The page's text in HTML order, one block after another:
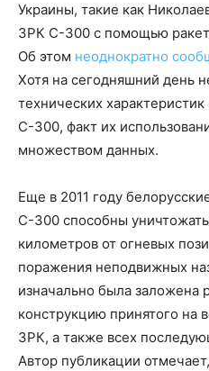
Украины, такие как
ЗРК С-300 с помощью
Об этом неоднократно
Хотя на сегодняшний день
технических
С-300, факт их
множеством данных.
Еще в 2011 году
С-300 способны
километров от огневых
поражения неподвижных
изначально была заложена
конструкцию принятого на
ЗРК, а также всех
Автор публикации